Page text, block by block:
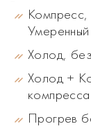
Холод,
Холод +
Прогрев